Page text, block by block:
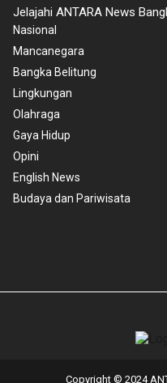
Jelajahi ANTARA News
Nasional
Mancanegara
Bangka Belitung
Lingkungan
Olahraga
Gaya Hidup
Opini
English News
Budaya dan Pariwisata
Copyright © 2024